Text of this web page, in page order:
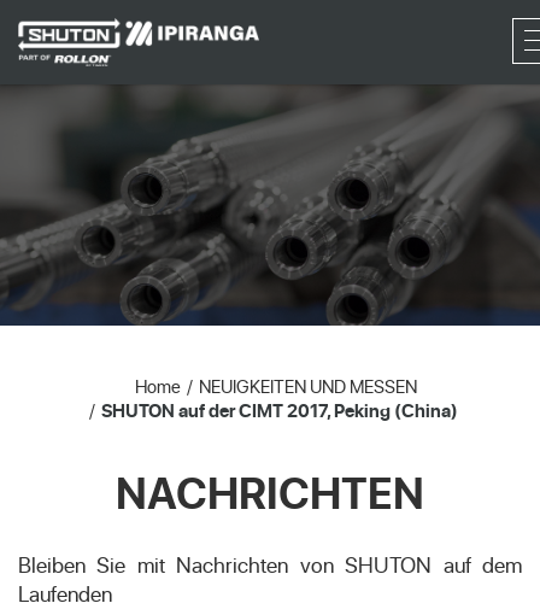
Home
NEUIGKEITEN UND MESSEN
SHUTON auf der CIMT 2017, Peking (China)
NACHRICHTEN
Bleiben Sie mit Nachrichten von SHUTON auf dem
Laufenden